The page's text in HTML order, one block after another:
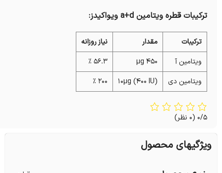
ترکیبات قطره ویتامین a+d ویواکیدز:
ترکیبات مقدار
نیاز روزانه
ویتامین آ
450 µg
56.3 %
ویتامین دی
10µg (400 IU)
200 %
0/5 (0 نظر)
ویژگیهای محصول